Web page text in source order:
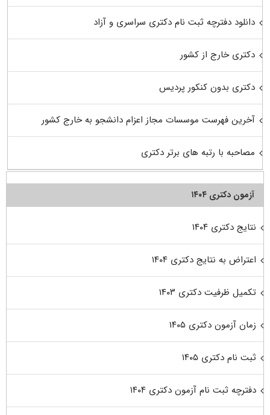
دانلود دفترچه ثبت نام دکتری سراسری و آزاد
دکتری خارج از کشور
دکتری بدون کنکور پردیس
آخرین فهرست موسسات مجاز اعزام دانشجو به خارج کشور
مصاحبه با رتبه های برتر دکتری
آزمون دکتری ۱۴۰۴
نتایج دکتری ۱۴۰۴
اعتراض به نتایج دکتری ۱۴۰۴
تکمیل ظرفیت دکتری ۱۴۰۳
زمان آزمون دکتری ۱۴۰۵
ثبت نام دکتری ۱۴۰۵
دفترچه ثبت نام آزمون دکتری ۱۴۰۴